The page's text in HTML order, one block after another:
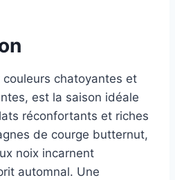
couleurs chatoyantes et
est la saison idéale
réconfortants et riches
de courge butternut,
noix incarnent
automnal. Une